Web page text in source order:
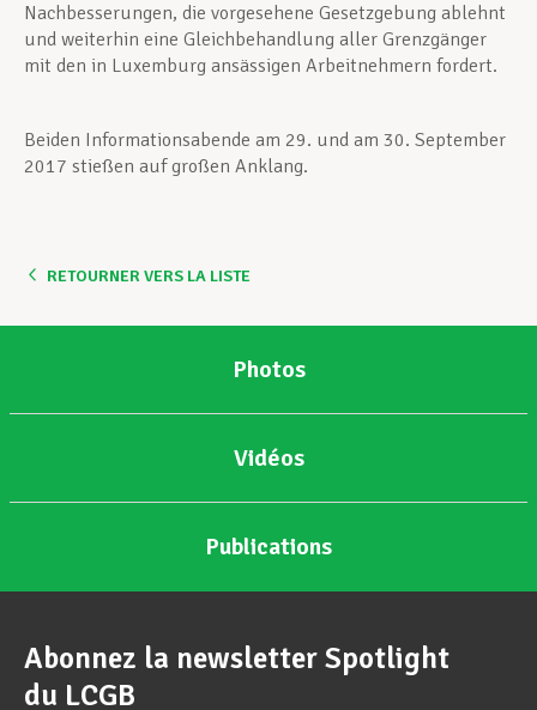
Nachbesserungen, die vorgesehene Gesetzgebung ablehnt
und weiterhin eine Gleichbehandlung aller Grenzgänger
mit den in Luxemburg ansässigen Arbeitnehmern fordert.
Beiden Informationsabende am 29. und am 30. September
2017 stießen auf großen Anklang.
RETOURNER VERS LA LISTE
Photos
Vidéos
Publications
Abonnez la newsletter Spotlight
du LCGB